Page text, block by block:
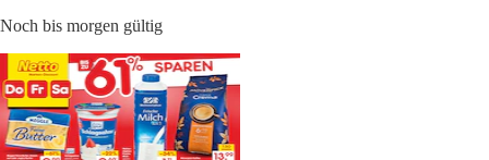
Noch bis morgen gültig